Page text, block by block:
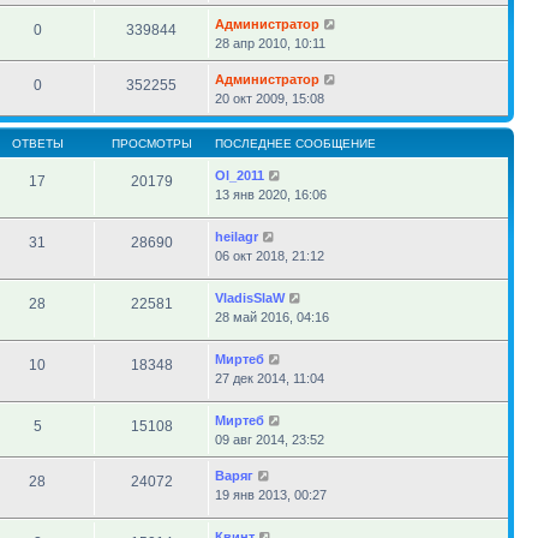
0 339844
Администратор
28 апр 2010, 10:11
0 352255
Администратор
20 окт 2009, 15:08
ОТВЕТЫ ПРОСМОТРЫ ПОСЛЕДНЕЕ СООБЩЕНИЕ
17 20179
Ol_2011
13 янв 2020, 16:06
31 28690
heilagr
06 окт 2018, 21:12
28 22581
VladisSlaW
28 май 2016, 04:16
10 18348
Миртеб
27 дек 2014, 11:04
5 15108
Миртеб
09 авг 2014, 23:52
28 24072
Варяг
19 янв 2013, 00:27